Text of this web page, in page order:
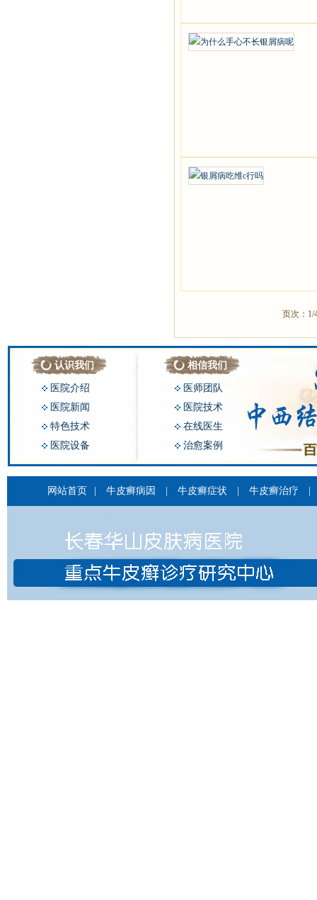
页次：
认识我们
医院介绍
医院新闻
特色技术
医院设备
相信我们
医师团队
医院技术
在线医生
治愈案例
网站首页 牛皮癣病因 牛皮癣症状 牛皮癣治疗